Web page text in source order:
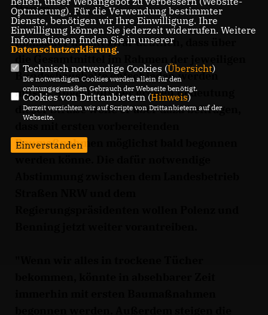
Damm.
Ramsauer macht zwar deutlich, dass über
die Gesamtmittel im Rahmen der jeweiligen
Bundeshaushalte entschieden werden
müsse. Angesichts der großen Bedeutung
dieser Straße wolle er aber dazu beitragen,
Baumaßnahmen möglichst bald begonnen
Optmierung). Für die Verwendung bestimmter
Dienste, benötigen wir Ihre Einwilligung. Ihre
Einwilligung können Sie jederzeit widerrufen. Weitere
Informationen finden Sie in unserer
Datenschutzerklärung.
Technisch notwendige Cookies (Übersicht)
Die notwendigen Cookies werden allein für den
ordnungsgemäßen Gebrauch der Webseite benötigt.
Cookies von Drittanbietern (Hinweis)
Derzeit verzichten wir auf Scripte von Drittanbietern auf der
Webseite.
Einverstanden